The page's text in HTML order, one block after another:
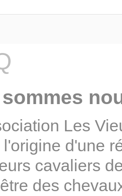
Les
l'origine d'une
cavaliers
des